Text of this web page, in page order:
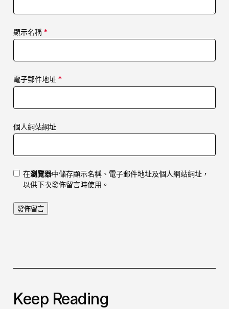
顯示名稱 *
電子郵件地址 *
個人網站網址
在瀏覽器中儲存顯示名稱、電子郵件地址及個人網站網址，
以供下次發佈留言時使用。
Keep Reading